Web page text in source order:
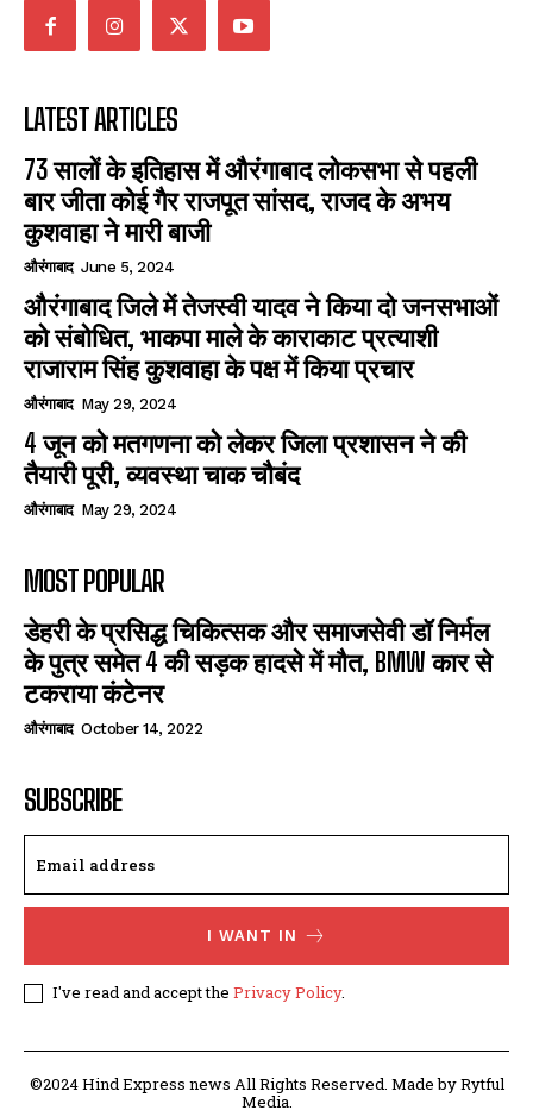
LATEST ARTICLES
73 सालों के इतिहास में औरंगाबाद लोकसभा से पहली
बार जीता कोई गैर राजपूत सांसद, राजद के अभय
कुशवाहा ने मारी बाजी
औरंगाबाद June 5, 2024
औरंगाबाद जिले में तेजस्वी यादव ने किया दो जनसभाओं
को संबोधित, भाकपा माले के काराकाट प्रत्याशी
राजाराम सिंह कुशवाहा के पक्ष में किया प्रचार
औरंगाबाद May 29, 2024
4 जून को मतगणना को लेकर जिला प्रशासन ने की
तैयारी पूरी, व्यवस्था चाक चौबंद
औरंगाबाद May 29, 2024
MOST POPULAR
डेहरी के प्रसिद्ध चिकित्सक और समाजसेवी डॉ निर्मल
के पुत्र समेत 4 की सड़क हादसे में मौत, BMW कार से
टकराया कंटेनर
औरंगाबाद October 14, 2022
SUBSCRIBE
I WANT IN
I've read and accept the Privacy Policy.
©2024 Hind Express news All Rights Reserved. Made by Rytful
Media.